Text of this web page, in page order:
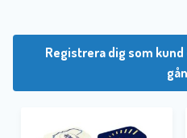
Registrera dig som kund